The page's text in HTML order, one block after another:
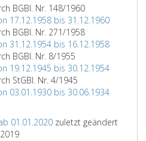
BGBl. Nr. 148/1960
17.12.1958 bis 31.12.1960
BGBl. Nr. 271/1958
31.12.1954 bis 16.12.1958
BGBl. Nr. 8/1955
19.12.1945 bis 30.12.1954
StGBl. Nr. 4/1945
03.01.1930 bis 30.06.1934
01.01.2020 zuletzt geändert